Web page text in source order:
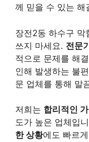
께 믿을 수 있는 해
장전2동 하수구 막
쓰지 마세요. 전문
적으로 문제를 해
인해 발생하는 불
문 업체를 통해 말
저희는 합리적인
도가 높은 업체입
한 상황에도 빠르